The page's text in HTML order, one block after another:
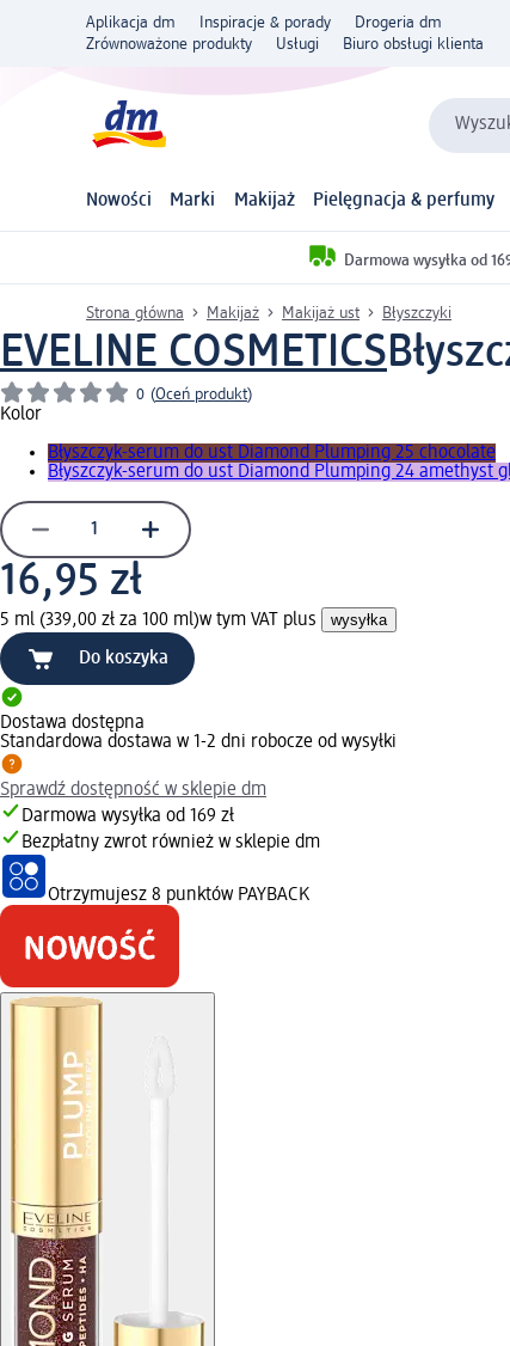
Aplikacja dm Inspiracje & porady
Drogeria dm
Zrównoważone produkty
Usługi Biuro obsługi klienta
Nowości Marki Makijaż Pielęgnacja & perfumy
Darmowa wysyłka od
Strona główna Makijaż Makijaż ust Błyszczyki
EVELINE COSMETICS
0 (Oceń produkt)
Kolor
Błyszczyk-serum do ust Diamond Plumping 25 chocolate
Błyszczyk-serum do ust Diamond Plumping 24 amethyst
16,95 zł
5 ml (339,00 zł za 100 ml)w tym VAT plus wysyłka
Do koszyka
Dostawa dostępna
Standardowa dostawa w 1-2 dni robocze od wysyłki
Sprawdź dostępność w sklepie dm
Darmowa wysyłka od 169 zł
Bezpłatny zwrot również w sklepie dm
Otrzymujesz 8 punktów PAYBACK